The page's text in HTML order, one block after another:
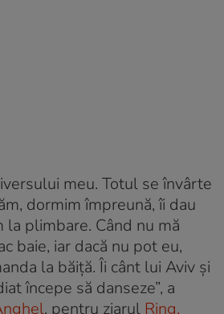
meu. Totul se învârte
dormim împreună, îi dau
la plimbare. Când nu mă
baie, iar dacă nu pot eu,
la băiţă. Îi cânt lui Aviv şi
începe să danseze”, a
, pentru ziarul Ring,